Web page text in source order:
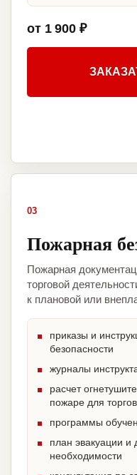
от 1 900 ₽
03
Пожарная
Пожарная
торговой
к плановой или
приказы и
безопасности
журналы
расчет
пожаре для
программы
план эвакуации и
необходимости